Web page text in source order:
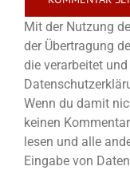
Mit der Nutzung
der Übertragung
die verarbeitet
Wenn du damit
keinen
lesen und alle
Eingabe von